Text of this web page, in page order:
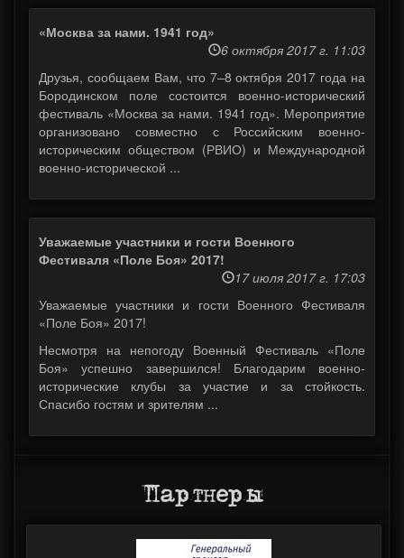
«Москва за нами. 1941 год»
6 октября 2017 г. 11:03
Друзья, сообщаем Вам, что 7–8 октября 2017 года на
Бородинском поле состоится военно-исторический
фестиваль «Москва за нами. 1941 год». Мероприятие
организовано совместно с Российским военно-
историческим обществом (РВИО) и Международной
военно-исторической ...
Уважаемые участники и гости Военного
Фестиваля «Поле Боя» 2017!
17 июля 2017 г. 17:03
Уважаемые участники и гости Военного Фестиваля
«Поле Боя» 2017!
Несмотря на непогоду Военный Фестиваль «Поле
Боя» успешно завершился! Благодарим военно-
исторические клубы за участие и за стойкость.
Спасибо гостям и зрителям ...
Партнеры